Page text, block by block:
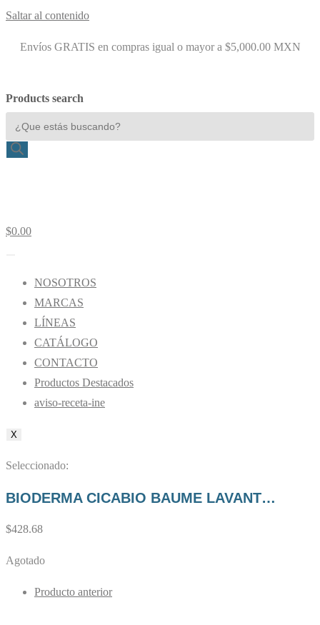
Saltar al contenido
Envíos GRATIS en compras igual o mayor a $5,000.00 MXN
Products search
$0.00
NOSOTROS
MARCAS
LÍNEAS
CATÁLOGO
CONTACTO
Productos Destacados
aviso-receta-ine
X
Seleccionado:
BIODERMA CICABIO BAUME LAVANT…
$428.68
Agotado
Producto anterior